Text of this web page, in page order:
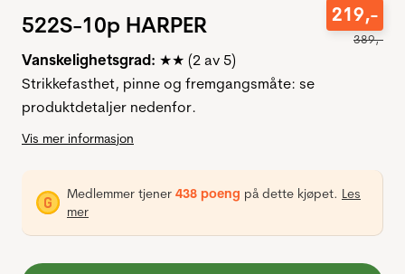
522S-10p HARPER 219,-
389,-
Vanskelighetsgrad: ★★ (2 av 5)
Strikkefasthet, pinne og fremgangsmåte: se
produktdetaljer nedenfor.
Vis mer informasjon
Medlemmer tjener 438 poeng på dette kjøpet. Les
mer